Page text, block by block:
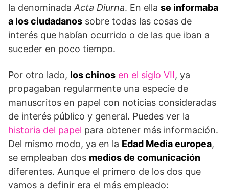
la denominada Acta Diurna. En ella se informaba
a los ciudadanos sobre todas las cosas de
interés que habían ocurrido o de las que iban a
suceder en poco tiempo.
Por otro lado, los chinos en el siglo VII, ya
propagaban regularmente una especie de
manuscritos en papel con noticias consideradas
de interés público y general. Puedes ver la
historia del papel para obtener más información.
Del mismo modo, ya en la Edad Media europea,
se empleaban dos medios de comunicación
diferentes. Aunque el primero de los dos que
vamos a definir era el más empleado: